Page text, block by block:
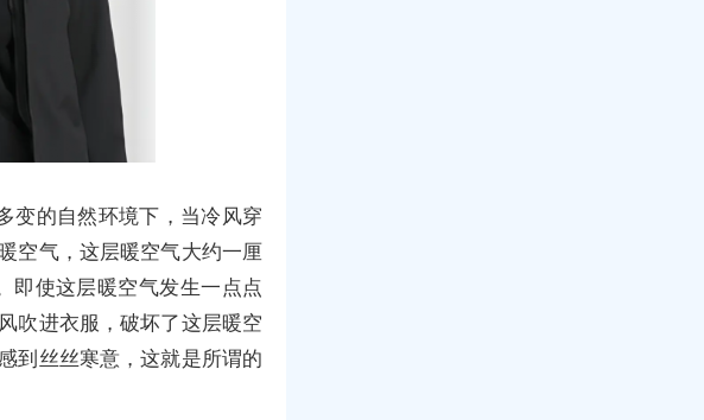
变的自然环境下，当冷风穿
空气，这层暖空气大约一厘
使这层暖空气发生一点点
吹进衣服，破坏了这层暖空
到丝丝寒意，这就是所谓的